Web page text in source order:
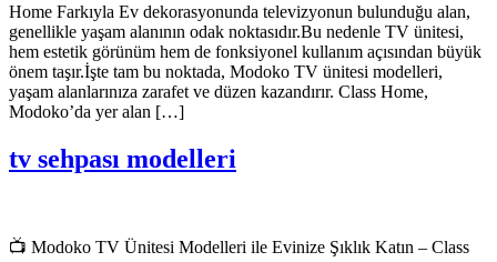
Home Farkıyla Ev dekorasyonunda televizyonun bulunduğu alan,
genellikle yaşam alanının odak noktasıdır.Bu nedenle TV ünitesi,
hem estetik görünüm hem de fonksiyonel kullanım açısından büyük
önem taşır.İşte tam bu noktada, Modoko TV ünitesi modelleri,
yaşam alanlarınıza zarafet ve düzen kazandırır. Class Home,
Modoko’da yer alan […]
tv sehpası modelleri
📺 Modoko TV Ünitesi Modelleri ile Evinize Şıklık Katın – Class